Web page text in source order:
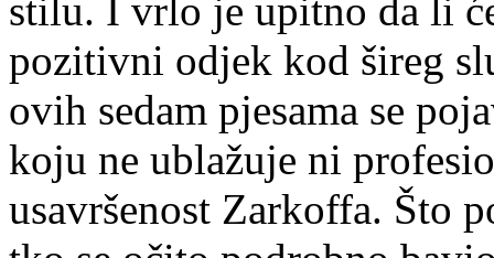
stilu. I vrlo je upitno da li
pozitivni odjek kod šireg
ovih sedam pjesama se
koju ne ublažuje ni
usavršenost Zarkoffa. Što